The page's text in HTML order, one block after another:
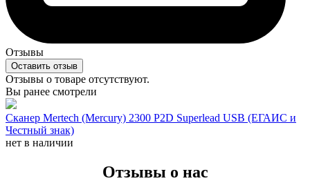
Отзывы
Оставить отзыв
Отзывы о товаре отсутствуют.
Вы ранее смотрели
Сканер Mertech (Mercury) 2300 P2D Superlead USB (ЕГАИС и
Честный знак)
нет в наличии
Отзывы о нас